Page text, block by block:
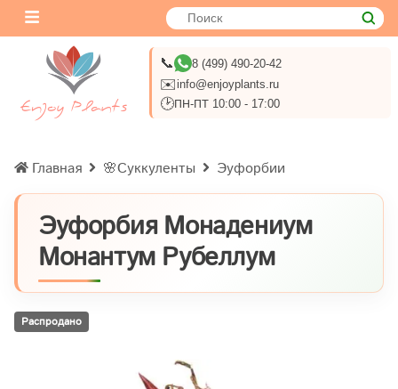
📞 8 (499) 490-20-42
✉️info@enjoyplants.ru
🕑ПН-ПТ 10:00 - 17:00
Главная 🌸Суккуленты Эуфорбии
Эуфорбия Монадениум
Монантум Рубеллум
Распродано